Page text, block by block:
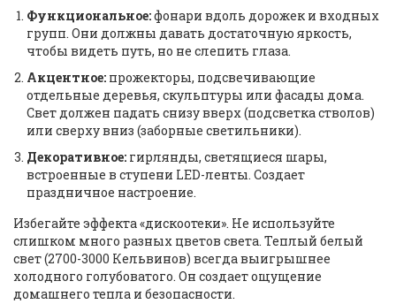
Функциональное:фонари вдоль дорожек и входных
групп. Они должны давать достаточную яркость,
чтобы видеть путь, но не слепить глаза.
Акцентное: прожекторы, подсвечивающие
отдельные деревья, скульптуры или фасады дома.
Свет должен падать снизу вверх (подсветка стволов)
или сверху вниз (заборные светильники).
Декоративное: гирлянды, светящиеся шары,
встроенные в ступени LED-ленты. Создает
праздничное настроение.
Избегайте эффекта «дискоотеки». Не используйте
слишком много разных цветов света. Теплый белый
свет (2700-3000 Кельвинов) всегда выигрышнее
холодного голубоватого. Он создает ощущение
домашнего тепла и безопасности.